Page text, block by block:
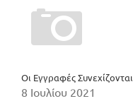
Οι Εγγραφές Συνεχίζονται
8 Ιουλίου 2021